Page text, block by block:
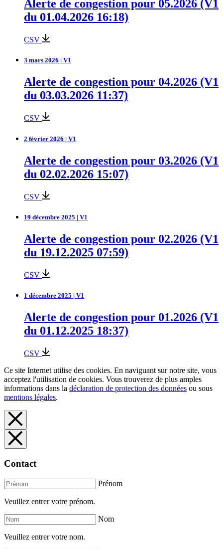
Alerte de congestion pour 05.2026 (V1
du 01.04.2026 16:18)
CSV
3 mars 2026 | V1
Alerte de congestion pour 04.2026 (V1
du 03.03.2026 11:37)
CSV
2 février 2026 | V1
Alerte de congestion pour 03.2026 (V1
du 02.02.2026 15:07)
CSV
19 décembre 2025 | V1
Alerte de congestion pour 02.2026 (V1
du 19.12.2025 07:59)
CSV
1 décembre 2025 | V1
Alerte de congestion pour 01.2026 (V1
du 01.12.2025 18:37)
CSV
Ce site Internet utilise des cookies. En naviguant sur notre site, vous
acceptez l'utilisation de cookies. Vous trouverez de plus amples
informations dans la déclaration de protection des données ou sous
mentions légales.
Contact
Prénom
Veuillez entrer votre prénom.
Nom
Veuillez entrer votre nom.